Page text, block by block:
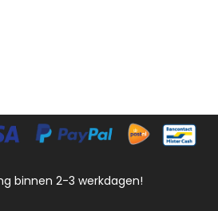
binnen 2-3 werkdagen!